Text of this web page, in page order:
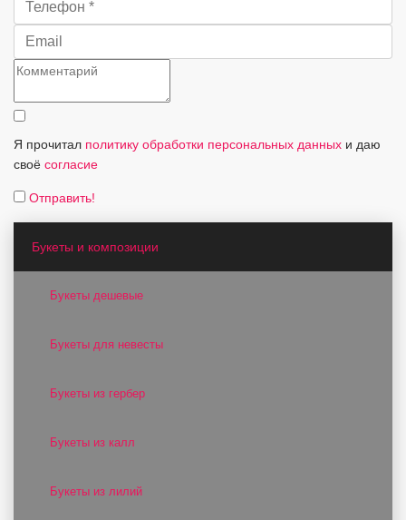
Я прочитал политику обработки персональных данных и даю
своё согласие
Отправить!
Букеты и композиции
Букеты дешевые
Букеты для невесты
Букеты из гербер
Букеты из калл
Букеты из лилий